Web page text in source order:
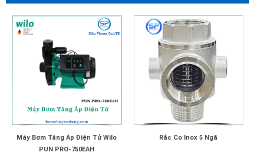
Máy Bơm Tăng Áp Điện Tử Wilo
PUN PRO-750EAH
Rắc Co Inox 5 Ngã